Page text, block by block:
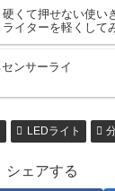
硬くて押せない使い
ライターを軽くして
ンサーライ
LEDライト
シェアする